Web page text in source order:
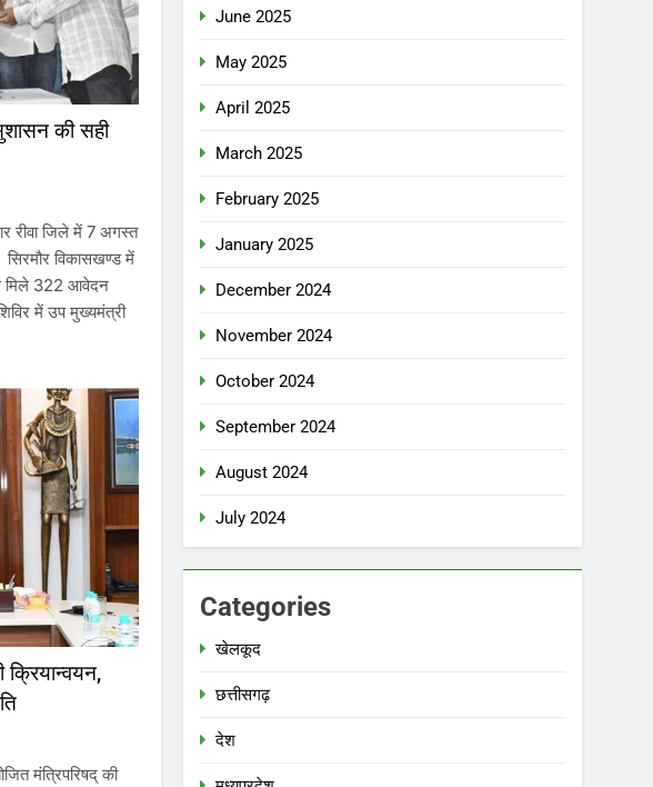
की सही
रीवा जिले में 7 अगस्त
विकासखण्ड में
मिले 322 आवेदन
में उप मुख्यमंत्री
मंत्रिपरिषद् की
June 2025
May 2025
April 2025
March 2025
February 2025
January 2025
December 2024
November 2024
October 2024
September 2024
August 2024
July 2024
Categories
खेलकूद
छत्तीसगढ़
देश